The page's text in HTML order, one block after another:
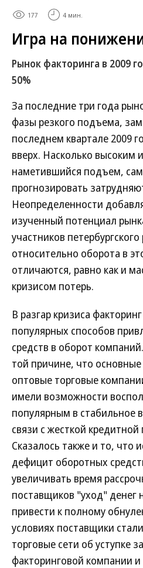
177 4 мин.
Игра на
Рынок факторинга в 2009
50%
За последние три года
фазы резкого подъема,
последнем квартале 2009
вверх. Насколько высоким
наметившийся подъем,
прогнозировать
Неопределенности
изученный потенциал
участников
относительно оборота в
отличаются, равно как и
кризисом потерь.
В разгар кризиса
популярных способов
средств в оборот
той причине, что
оптовые торговые
имели возможности
популярным в стабильное
связи с жесткой
Сказалось также и то,
дефицит оборотных
увеличивать время
поставщиков "уход" денег
привести к полному
условиях поставщики
торговые сети об уступке
факторинговой компании